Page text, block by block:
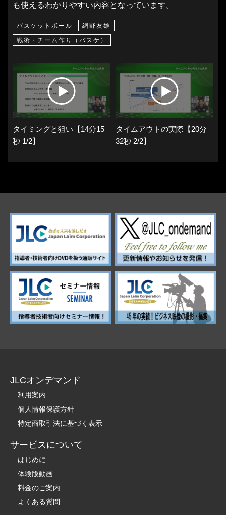
も使えるわかりやすい内容となっています。
バスケットボール 網野友雄
戦術・チーム作り（バスケ）
タイミングと狙い【14分15
秒 1/2】
タイムアウトの実際【20分
32秒 2/2】
JLCオンデマンド
利用案内
個人情報保護方針
特定商取引法に基づく表示
サービスについて
はじめに
体験版動画
料金のご案内
よくある質問